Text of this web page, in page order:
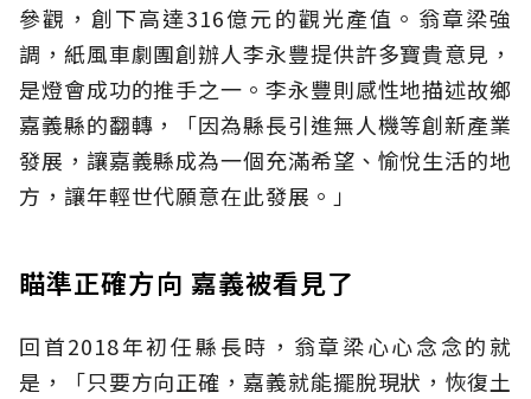
參觀，創下高達316億元的觀光產值。翁章梁強
調，紙風車劇團創辦人李永豐提供許多寶貴意見，
是燈會成功的推手之一。李永豐則感性地描述故鄉
嘉義縣的翻轉，「因為縣長引進無人機等創新產業
發展，讓嘉義縣成為一個充滿希望、愉悅生活的地
方，讓年輕世代願意在此發展。」
瞄準正確方向 嘉義被看見了
回首2018年初任縣長時，翁章梁心心念念的就
是，「只要方向正確，嘉義就能擺脫現狀，恢復土